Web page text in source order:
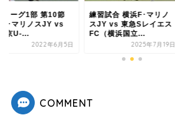
試合 横浜F･マリノ
vs 東急Sレイエス
横浜国立...
2025年7月19日
Jユースカップ 1stラウ
ンド 第1節 vs FC琉球
（横浜国立大...
2025年4月12日
COMMENT